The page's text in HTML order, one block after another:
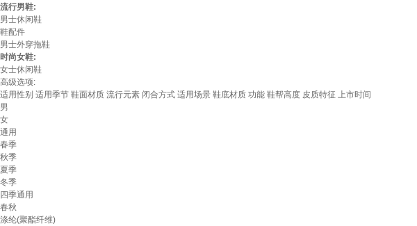
流行男鞋:
男士休闲鞋
鞋配件
男士外穿拖鞋
时尚女鞋:
女士休闲鞋
高级选项:
适用性别 适用季节 鞋面材质 流行元素 闭合方式 适用场景 鞋底材质 功能 鞋帮高度 皮质特征 上市时间
男
女
通用
春季
秋季
夏季
冬季
四季通用
春秋
涤纶(聚酯纤维)